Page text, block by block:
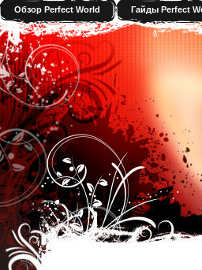
Обзор Perfect World Гайды Perfect